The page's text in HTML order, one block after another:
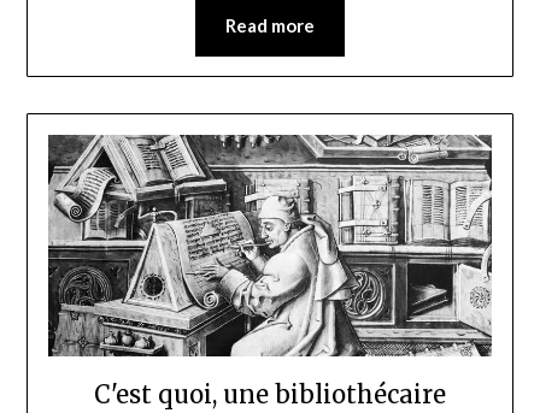
Read more
C'est quoi, une bibliothécaire